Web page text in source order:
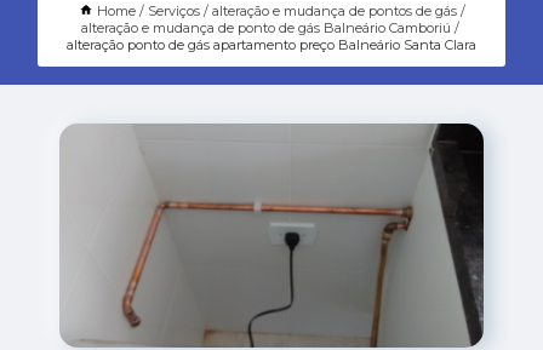
Home Serviços
alteração e mudança de pontos de gás
alteração e mudança de ponto de gás Balneário Camboriú
alteração ponto de gás apartamento preço Balneário Santa Clara